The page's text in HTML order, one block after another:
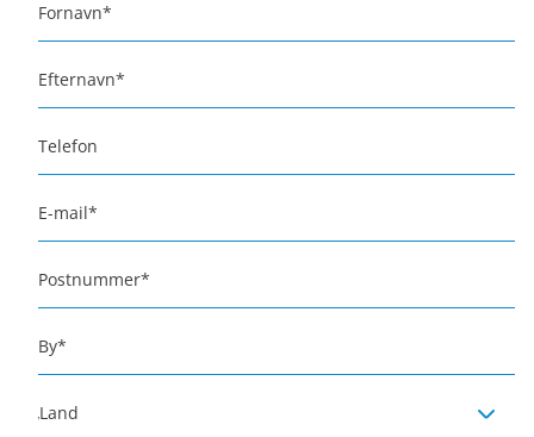
Fornavn*
Efternavn*
Telefon
E-mail*
Postnummer*
By*
Land